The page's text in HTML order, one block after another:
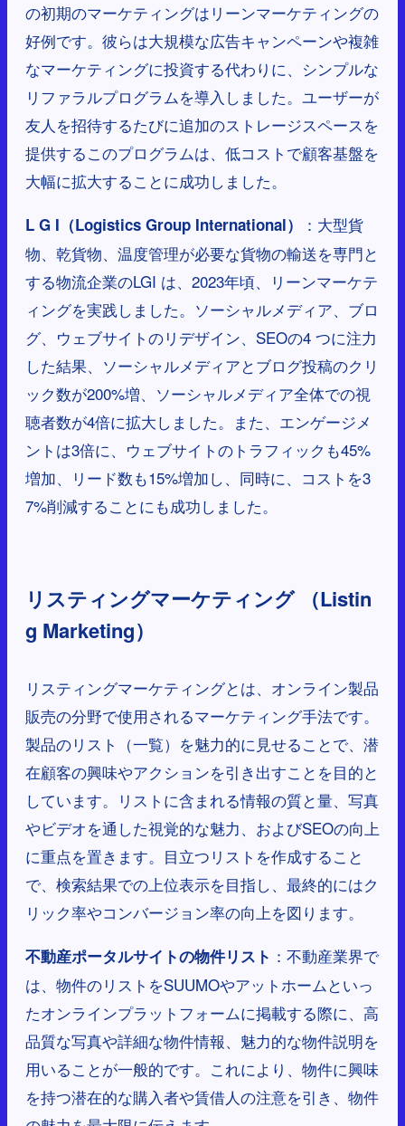
の初期のマーケティングはリーンマーケティングの
好例です。彼らは大規模な広告キャンペーンや複雑
なマーケティングに投資する代わりに、シンプルな
リファラルプログラムを導入しました。ユーザーが
友人を招待するたびに追加のストレージスペースを
提供するこのプログラムは、低コストで顧客基盤を
大幅に拡大することに成功しました。
L G I（Logistics Group International）
：大型貨
物、乾貨物、温度管理が必要な貨物の輸送を専門と
する物流企業のLGI は、2023年頃、リーンマーケテ
ィングを実践しました。ソーシャルメディア、ブロ
グ、ウェブサイトのリデザイン、SEOの4 つに注力
した結果、ソーシャルメディアとブログ投稿のクリ
ック数が200%増、ソーシャルメディア全体での視
聴者数が4倍に拡大しました。また、エンゲージメ
ントは3倍に、ウェブサイトのトラフィックも45%
増加、リード数も15%増加し、同時に、コストを3
7%削減することにも成功しました。
リスティングマーケティング （Listin
g Marketing）
リスティングマーケティングとは、オンライン製品
販売の分野で使用されるマーケティング手法です。
製品のリスト（一覧）を魅力的に見せることで、潜
在顧客の興味やアクションを引き出すことを目的と
しています。リストに含まれる情報の質と量、写真
やビデオを通した視覚的な魅力、およびSEOの向上
に重点を置きます。目立つリストを作成すること
で、検索結果での上位表示を目指し、最終的にはク
リック率やコンバージョン率の向上を図ります。
不動産ポータルサイトの物件リスト ：不動産業界で
は、物件のリストをSUUMOやアットホームといっ
たオンラインプラットフォームに掲載する際に、高
品質な写真や詳細な物件情報、魅力的な物件説明を
用いることが一般的です。これにより、物件に興味
を持つ潜在的な購入者や賃借人の注意を引き、物件